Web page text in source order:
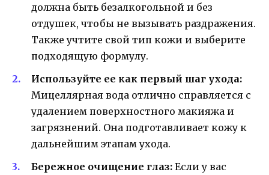
должна быть безалкогольной и без
отдушек, чтобы не вызывать раздражения.
Также учтите свой тип кожи и выберите
подходящую формулу.
Используйте ее как первый шаг ухода:
Мицеллярная вода отлично справляется с
удалением поверхностного макияжа и
загрязнений. Она подготавливает кожу к
дальнейшим этапам ухода.
Бережное очищение глаз: Если у вас